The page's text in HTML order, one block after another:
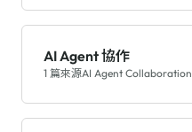
AI Agent 協作
1 篇來源AI Agent Collaboration